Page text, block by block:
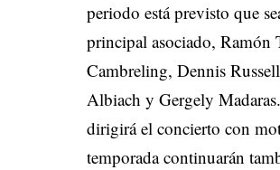
periodo está previsto que
principal asociado, Ramón
Cambreling, Dennis
Albiach y Gergely
dirigirá el concierto con
temporada continuarán